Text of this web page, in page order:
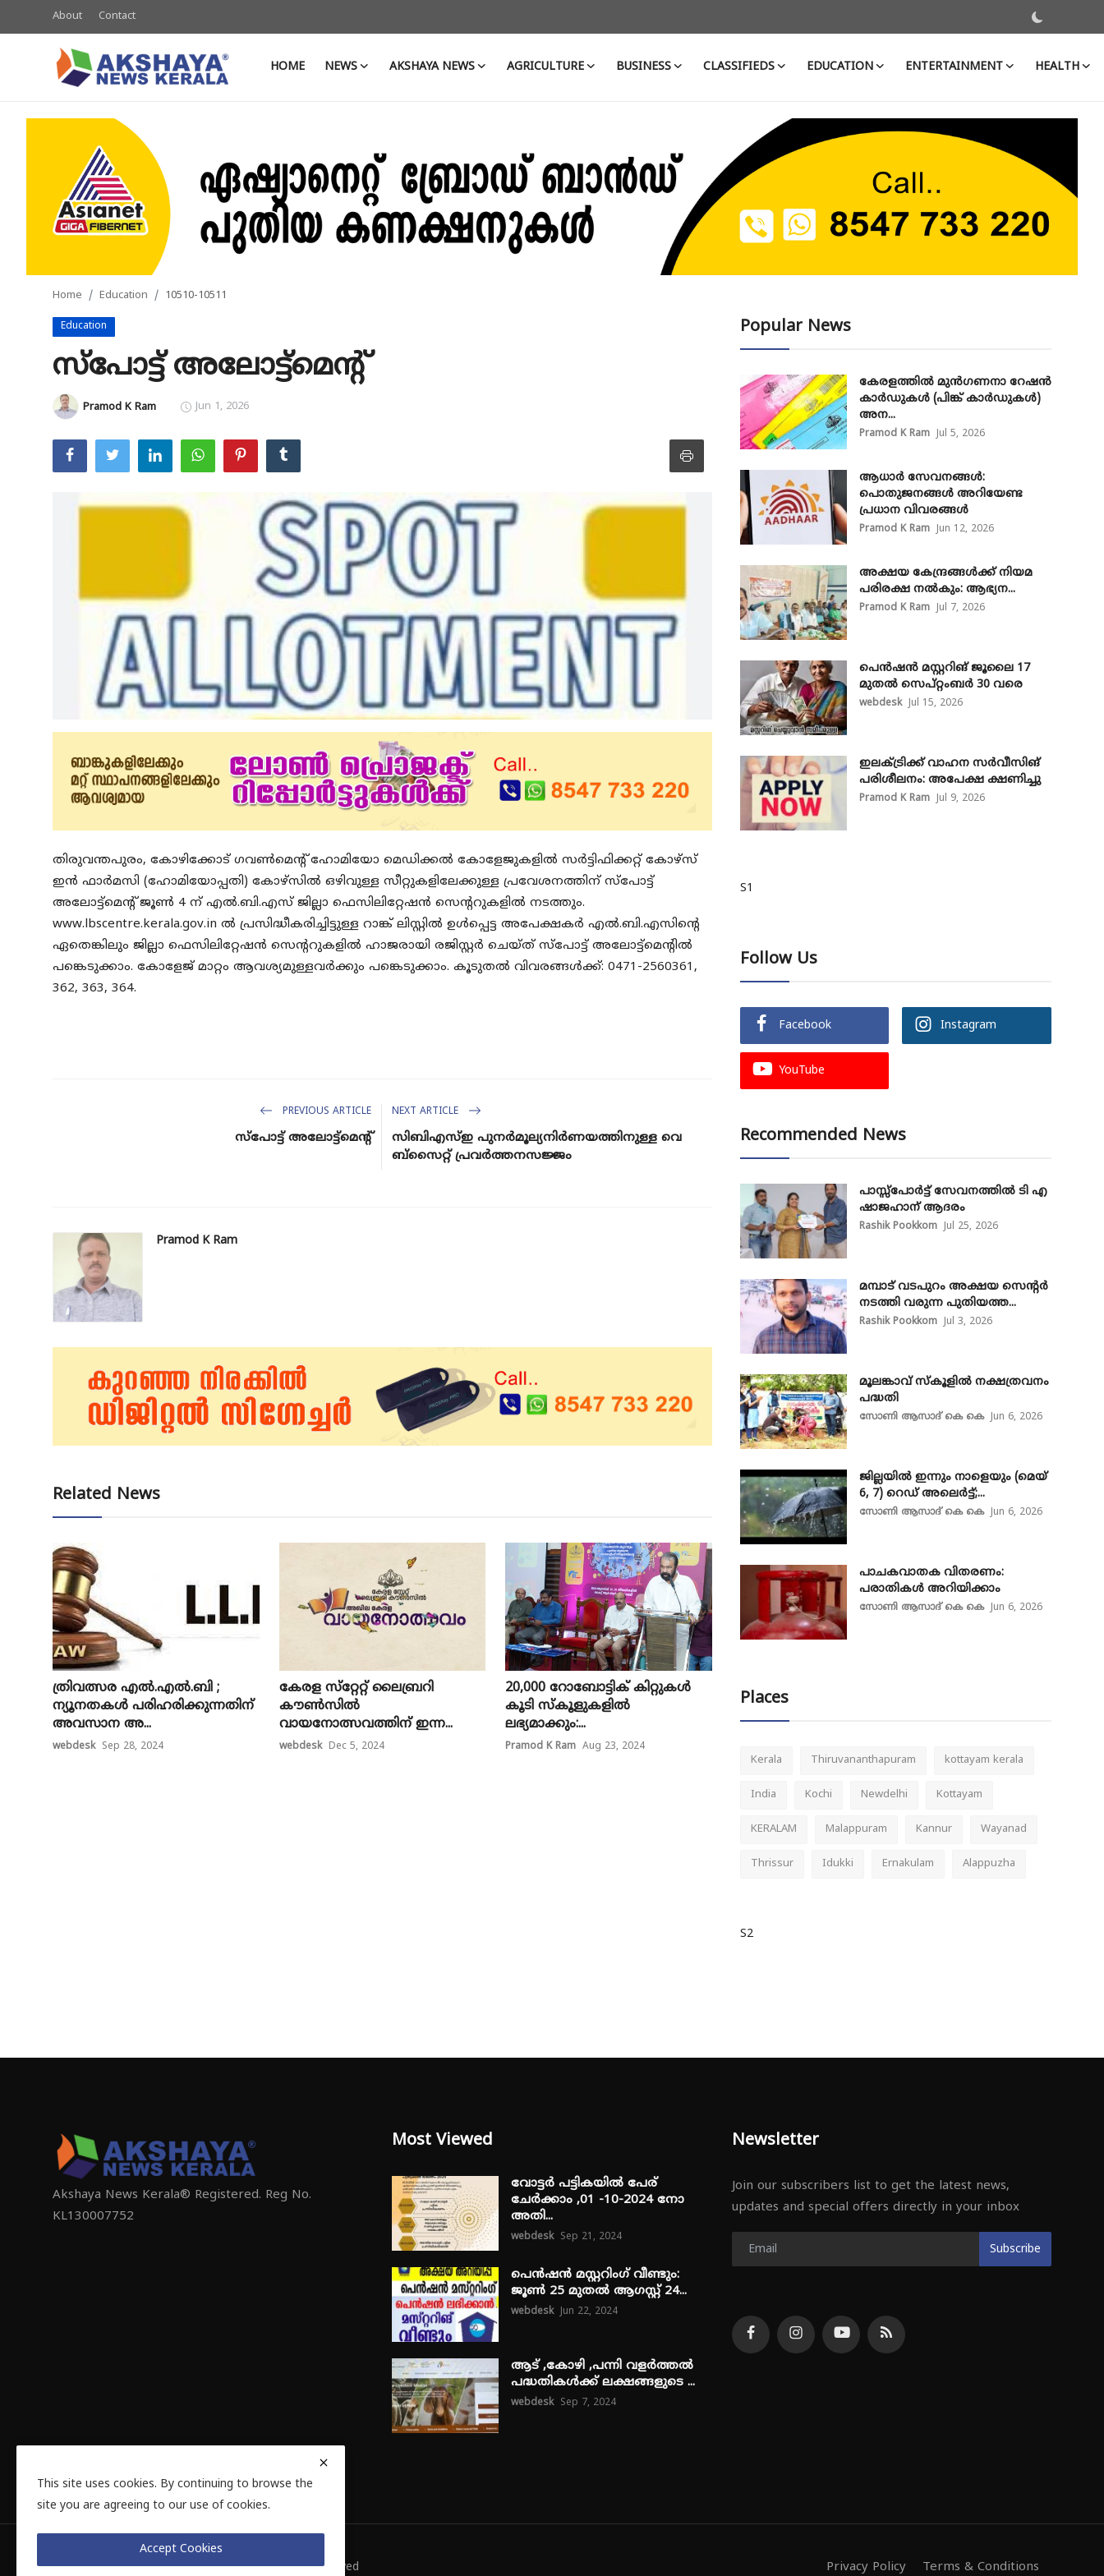
About Contact
HOME NEWS AKSHAYA NEWS AGRICULTURE BUSINESS CLASSIFIEDS EDUCATION ENTERTAINMENT HEALTH
Business
Classifieds
Education
Technology
Home Education 10510-10511
Education
സ്പോട്ട് അലോട്ട്മെന്റ്
Pramod K Ram Jun 1, 2026
തിരുവന്തപുരം, കോഴിക്കോട് ഗവൺമെന്റ് ഹോമിയോ മെഡിക്കൽ കോളേജുകളിൽ സർട്ടിഫിക്കറ്റ് കോഴ്‌സ്
ഇൻ ഫാർമസി (ഹോമിയോപ്പതി) കോഴ്‌സിൽ ഒഴിവുള്ള സീറ്റുകളിലേക്കുള്ള പ്രവേശനത്തിന് സ്‌പോട്ട്
അലോട്ട്‌മെന്റ് ജൂൺ 4 ന് എൽ.ബി.എസ് ജില്ലാ ഫെസിലിറ്റേഷൻ സെന്ററുകളിൽ നടത്തും.
www.lbscentre.kerala.gov.in ൽ പ്രസിദ്ധീകരിച്ചിട്ടുള്ള റാങ്ക് ലിസ്റ്റിൽ ഉൾപ്പെട്ട അപേക്ഷകർ എൽ.ബി.എസിന്റെ
ഏതെങ്കിലും ജില്ലാ ഫെസിലിറ്റേഷൻ സെന്ററുകളിൽ ഹാജരായി രജിസ്റ്റർ ചെയ്ത് സ്‌പോട്ട് അലോട്ട്‌മെന്റിൽ
പങ്കെടുക്കാം. കോളേജ് മാറ്റം ആവശ്യമുള്ളവർക്കും പങ്കെടുക്കാം. കൂടുതൽ വിവരങ്ങൾക്ക്: 0471-2560361,
362, 363, 364.
PREVIOUS ARTICLE
സ്പോട്ട് അലോട്ട്മെന്റ്
NEXT ARTICLE
സി​ബി​എ​സ്ഇ പു​ന​ർ​മൂ​ല്യ​നി​ർ​ണ​യ​ത്തി​നു​ള്ള വെ​
ബ്സൈ​റ്റ് പ്ര​വ​ർ​ത്ത​ന​സ​ജ്ജം
Pramod K Ram
Related News
ത്രിവത്സര എൽ.എൽ.ബി ;
ന്യൂനതകൾ പരിഹരിക്കുന്നതിന്
അവസാന അ...
webdesk Sep 28, 2024
കേരള സ്‌റ്റേറ്റ് ലൈബ്രറി
കൗൺസിൽ
വായനോത്സവത്തിന് ഇന്ന...
webdesk Dec 5, 2024
20,000 റോബോട്ടിക് കിറ്റുകൾ
കൂടി സ്കൂളുകളിൽ
ലഭ്യമാക്കും:...
Pramod K Ram Aug 23, 2024
Popular News
കേരളത്തിൽ മുൻഗണനാ റേഷൻ
കാർഡുകൾ (പിങ്ക് കാർഡുകൾ)
അന...
Pramod K Ram Jul 5, 2026
ആധാർ സേവനങ്ങൾ:
പൊതുജനങ്ങൾ അറിയേണ്ട
പ്രധാന വിവരങ്ങൾ
Pramod K Ram Jun 12, 2026
അക്ഷയ കേന്ദ്രങ്ങള്‍ക്ക് നിയമ
പരിരക്ഷ നൽകും: ആഭ്യന...
Pramod K Ram Jul 7, 2026
പെൻഷൻ മസ്റ്ററിങ് ജൂലൈ 17
മുതൽ സെപ്റ്റംബർ 30 വരെ
webdesk Jul 15, 2026
ഇലക്ട്രിക്ക് വാഹന സർവീസിങ്
പരിശീലനം: അപേക്ഷ ക്ഷണിച്ചു
Pramod K Ram Jul 9, 2026
S1
Follow Us
Facebook Instagram
YouTube
Recommended News
പാസ്സ്‌പോർട്ട് സേവനത്തിൽ ടി എ
ഷാജഹാന് ആദരം
Rashik Pookkom Jul 25, 2026
മമ്പാട് വടപുറം അക്ഷയ സെന്റർ
നടത്തി വരുന്ന പുതിയത്ത...
Rashik Pookkom Jul 3, 2026
മൂലങ്കാവ് സ്കൂളിൽ നക്ഷത്രവനം
പദ്ധതി
സോണി ആസാദ് കെ കെ Jun 6, 2026
ജില്ലയിൽ ഇന്നും നാളെയും (മെയ്
6, 7) റെഡ് അലെർട്ട്;...
സോണി ആസാദ് കെ കെ Jun 6, 2026
പാചകവാതക വിതരണം:
പരാതികൾ അറിയിക്കാം
സോണി ആസാദ് കെ കെ Jun 6, 2026
Places
Kerala Thiruvananthapuram kottayam kerala
India Kochi Newdelhi Kottayam
KERALAM Malappuram Kannur Wayanad
Thrissur Idukki Ernakulam Alappuzha
S2
Akshaya News Kerala® Registered. Reg No.
KL130007752
Most Viewed
വോട്ടർ പട്ടികയിൽ പേര്
ചേർക്കാം ,01 -10-2024 നോ
അതി...
webdesk Sep 21, 2024
പെൻഷൻ മസ്റ്ററിംഗ് വീണ്ടും:
ജൂൺ 25 മുതൽ ആഗസ്റ്റ് 24...
webdesk Jun 22, 2024
ആട് ,കോഴി ,പന്നി വളർത്തൽ
പദ്ധതികൾക്ക് ലക്ഷങ്ങളുടെ ...
webdesk Sep 7, 2024
Newsletter
Join our subscribers list to get the latest news,
updates and special offers directly in your inbox
Subscribe
© E Voice Info Private Limited 2024 | All Rights Reserved Privacy Policy Terms & Conditions
This site uses cookies. By continuing to browse the
site you are agreeing to our use of cookies.
Accept Cookies